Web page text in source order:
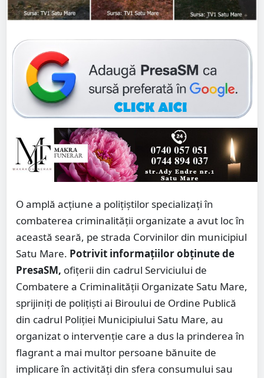
O amplă acțiune a polițiștilor specializați în
combaterea criminalității organizate a avut loc în
această seară, pe strada Corvinilor din municipiul
Satu Mare. Potrivit informațiilor obținute de
PresaSM, ofițerii din cadrul Serviciului de
Combatere a Criminalității Organizate Satu Mare,
sprijiniți de polițiști ai Biroului de Ordine Publică
din cadrul Poliției Municipiului Satu Mare, au
organizat o intervenție care a dus la prinderea în
flagrant a mai multor persoane bănuite de
implicare în activități din sfera consumului sau